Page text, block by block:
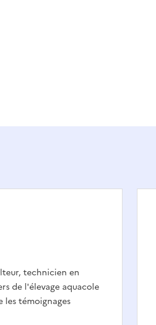
technicien en
de l'élevage aquacole
les témoignages